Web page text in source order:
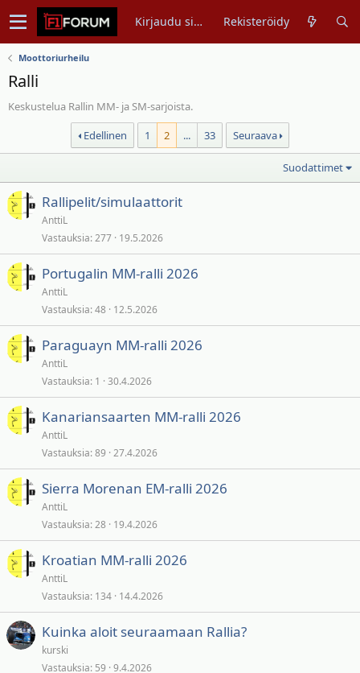
Kirjaudu sisään Rekisteröidy
Moottoriurheilu
Ralli
Keskustelua Rallin MM- ja SM-sarjoista.
Edellinen
1 2 ... 33 Seuraava
Suodattimet
Rallipelit/simulaattorit
AnttiL
Vastauksia 277 19.5.2026
Portugalin MM-ralli 2026
AnttiL
Vastauksia 48 12.5.2026
Paraguayn MM-ralli 2026
AnttiL
Vastauksia 1 30.4.2026
Kanariansaarten MM-ralli 2026
AnttiL
Vastauksia 89 27.4.2026
Sierra Morenan EM-ralli 2026
AnttiL
Vastauksia 28 19.4.2026
Kroatian MM-ralli 2026
AnttiL
Vastauksia 134 14.4.2026
Kuinka aloit seuraamaan Rallia?
kurski
Vastauksia 59 9.4.2026